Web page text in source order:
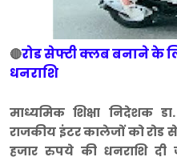
🔴रोड सेफ्टी क्लब बनाने के
धनराशि
माध्यमिक शिक्षा निदेशक
राजकीय इंटर कालेजों को
हजार रुपये की धनराशि दी